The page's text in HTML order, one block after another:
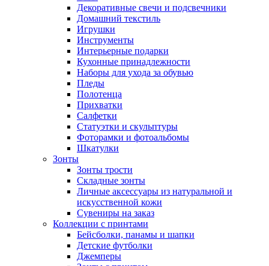
Декоративные свечи и подсвечники
Домашний текстиль
Игрушки
Инструменты
Интерьерные подарки
Кухонные принадлежности
Наборы для ухода за обувью
Пледы
Полотенца
Прихватки
Салфетки
Статуэтки и скульптуры
Фоторамки и фотоальбомы
Шкатулки
Зонты
Зонты трости
Складные зонты
Личные аксессуары из натуральной и
искусственной кожи
Сувениры на заказ
Коллекции с принтами
Бейсболки, панамы и шапки
Детские футболки
Джемперы